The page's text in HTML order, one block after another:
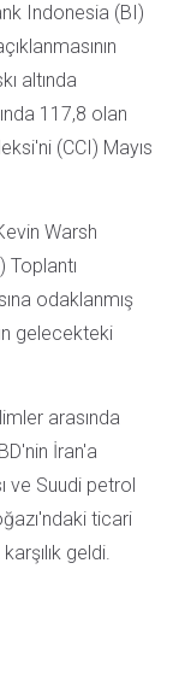
Indonesia (BI)
altında
117,8 olan
(CCI) Mayıs
Warsh
odaklanmış
gelecekteki
arasında
İran'a
ve Suudi petrol
ticari
geldi.